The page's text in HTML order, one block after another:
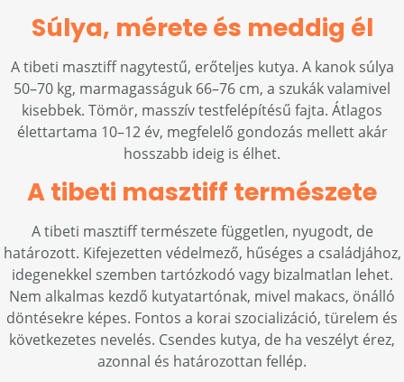
Súlya, mérete és meddig él
A tibeti masztiff nagytestű, erőteljes kutya. A kanok súlya
50–70 kg, marmagasságuk 66–76 cm, a szukák valamivel
kisebbek. Tömör, masszív testfelépítésű fajta. Átlagos
élettartama 10–12 év, megfelelő gondozás mellett akár
hosszabb ideig is élhet.
A tibeti masztiff természete
A tibeti masztiff természete független, nyugodt, de
határozott. Kifejezetten védelmező, hűséges a családjához,
idegenekkel szemben tartózkodó vagy bizalmatlan lehet.
Nem alkalmas kezdő kutyatartónak, mivel makacs, önálló
döntésekre képes. Fontos a korai szocializáció, türelem és
következetes nevelés. Csendes kutya, de ha veszélyt érez,
azonnal és határozottan fellép.